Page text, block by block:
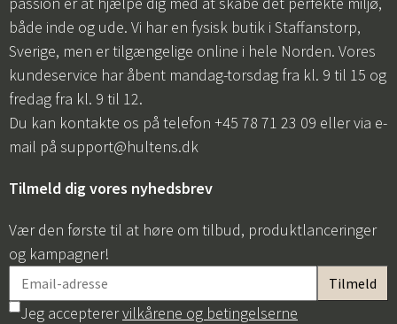
både inde og ude. Vi har en fysisk butik i Staffanstorp,
Sverige, men er tilgængelige online i hele Norden. Vores
kundeservice har åbent mandag-torsdag fra kl. 9 til 15 og
fredag fra kl. 9 til 12.
Du kan kontakte os på telefon +45 78 71 23 09 eller via e-
mail på support@hultens.dk
Tilmeld dig vores nyhedsbrev
Vær den første til at høre om tilbud, produktlanceringer
og kampagner!
Jeg accepterervilkårene og betingelserne